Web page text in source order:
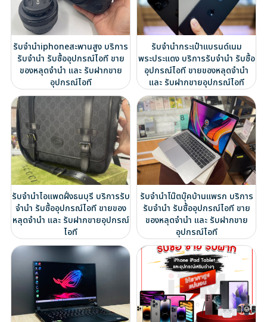
รับจำนำiphoneสะพานสูง บริการ
รับจำนำ รับซื้ออุปกรณ์ไอที ขาย
ของหลุดจำนำ และ รับฝากขาย
อุปกรณ์ไอที
รับจำนำกระเป๋าแบรนด์เนม
พระประแดง บริการรับจำนำ รับซื้อ
อุปกรณ์ไอที ขายของหลุดจำนำ
และ รับฝากขายอุปกรณ์ไอที
รับจำนำไอแพดฝั่งธนบุรี บริการรับ
จำนำ รับซื้ออุปกรณ์ไอที ขายของ
หลุดจำนำ และ รับฝากขายอุปกรณ์
ไอที
รับจำนำโน๊ตบุ๊คบ้านแพรก บริการ
รับจำนำ รับซื้ออุปกรณ์ไอที ขาย
ของหลุดจำนำ และ รับฝากขาย
อุปกรณ์ไอที